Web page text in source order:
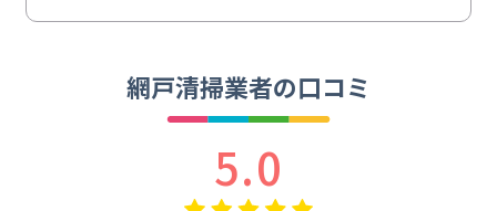
網戸清掃業者の口コミ
5.0